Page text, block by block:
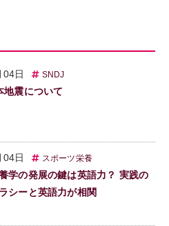
日 SNDJ
地震について
日 スポーツ栄養
学の発展の鍵は英語力？ 実践の
シーと英語力が相関